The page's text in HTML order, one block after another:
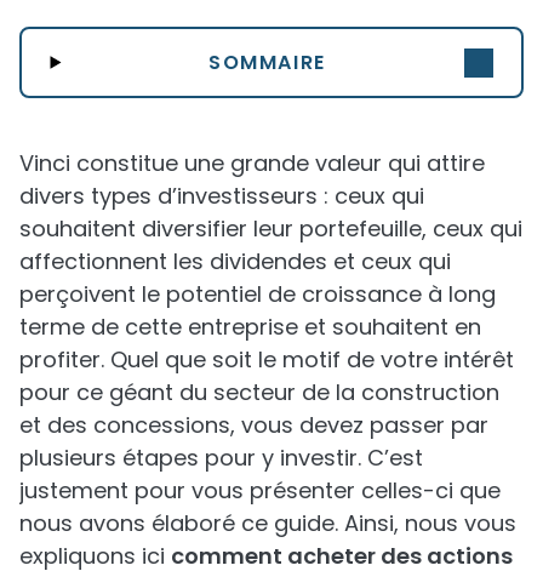
SOMMAIRE
Vinci constitue une grande valeur qui attire
divers types d’investisseurs : ceux qui
souhaitent diversifier leur portefeuille, ceux qui
affectionnent les dividendes et ceux qui
perçoivent le potentiel de croissance à long
terme de cette entreprise et souhaitent en
profiter. Quel que soit le motif de votre intérêt
pour ce géant du secteur de la construction
et des concessions, vous devez passer par
plusieurs étapes pour y investir. C’est
justement pour vous présenter celles-ci que
nous avons élaboré ce guide. Ainsi, nous vous
expliquons ici comment acheter des actions